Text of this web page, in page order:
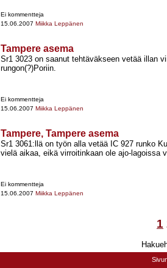
Ei kommentteja
15.06.2007 Miikka Leppänen
Tampere asema
Sr1 3023 on saanut tehtäväkseen vetää illan
rungon(?)Poriin.
Ei kommentteja
15.06.2007 Miikka Leppänen
Tampere, Tampere asema
Sr1 3061:llä on työn alla vetää IC 927 runko
vielä aikaa, eikä virroitinkaan ole ajo-​lagoissa
Ei kommentteja
15.06.2007 Miikka Leppänen
1